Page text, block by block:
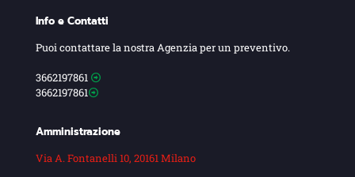
Info e Contatti
Puoi contattare la nostra Agenzia per un preventivo.
3662197861
3662197861
Amministrazione
Via A. Fontanelli 10, 20161 Milano